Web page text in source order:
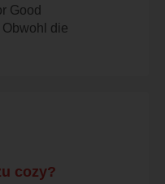
Good
die
cozy?